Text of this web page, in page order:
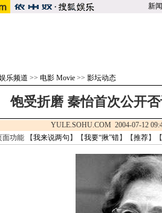
新闻
乐频道 >> 电影 Movie >> 影坛动态
饱受折磨 秦怡首次公开
YULE.SOHU.COM 2004-07-12
面功能 【我来说两句 】【我要“揪”错】【推荐】